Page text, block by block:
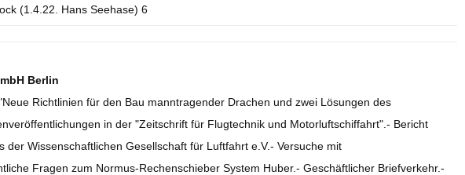
(1.4.22. Hans Seehase) 6
Berlin
Richtlinien für den Bau manntragender Drachen und zwei Lösungen des
in der "Zeitschrift für Flugtechnik und Motorluftschiffahrt".- Bericht
der Wissenschaftlichen Gesellschaft für Luftfahrt e.V.- Versuche mit
Fragen zum Normus-Rechenschieber System Huber.- Geschäftlicher Briefverkehr.-